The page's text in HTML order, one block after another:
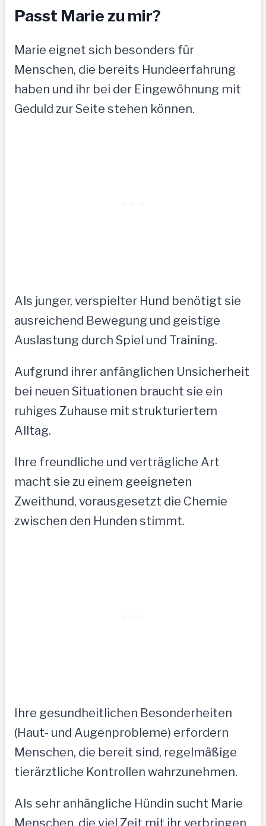
Passt Marie zu mir?
Marie eignet sich besonders für
Menschen, die bereits Hundeerfahrung
haben und ihr bei der Eingewöhnung mit
Geduld zur Seite stehen können.
Als junger, verspielter Hund benötigt sie
ausreichend Bewegung und geistige
Auslastung durch Spiel und Training.
Aufgrund ihrer anfänglichen Unsicherheit
bei neuen Situationen braucht sie ein
ruhiges Zuhause mit strukturiertem
Alltag.
Ihre freundliche und verträgliche Art
macht sie zu einem geeigneten
Zweithund, vorausgesetzt die Chemie
zwischen den Hunden stimmt.
Ihre gesundheitlichen Besonderheiten
(Haut- und Augenprobleme) erfordern
Menschen, die bereit sind, regelmäßige
tierärztliche Kontrollen wahrzunehmen.
Als sehr anhängliche Hündin sucht Marie
Menschen, die viel Zeit mit ihr verbringen